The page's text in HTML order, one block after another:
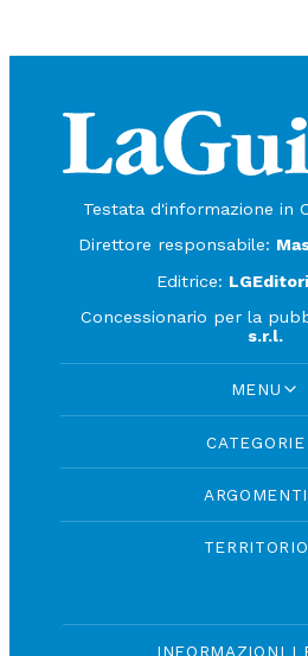
Testata d'informazione in
Direttore responsabile:
Editrice:
Concessionario per la
s.r.l.
MENU
CATEGORIE
ARGOMENTI
TERRITORIO
INFORMAZIONI